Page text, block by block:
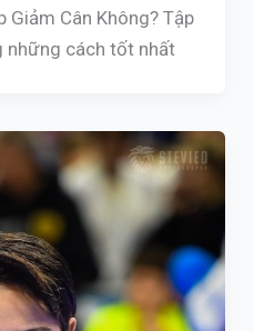
Giảm Cân Không? Tập
những cách tốt nhất